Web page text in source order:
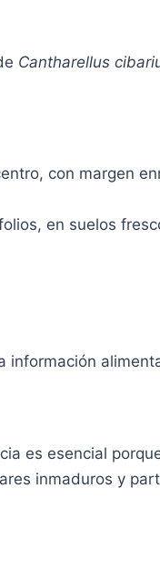
Cantharellus
con margen
en suelos
es esencial
inmaduros y